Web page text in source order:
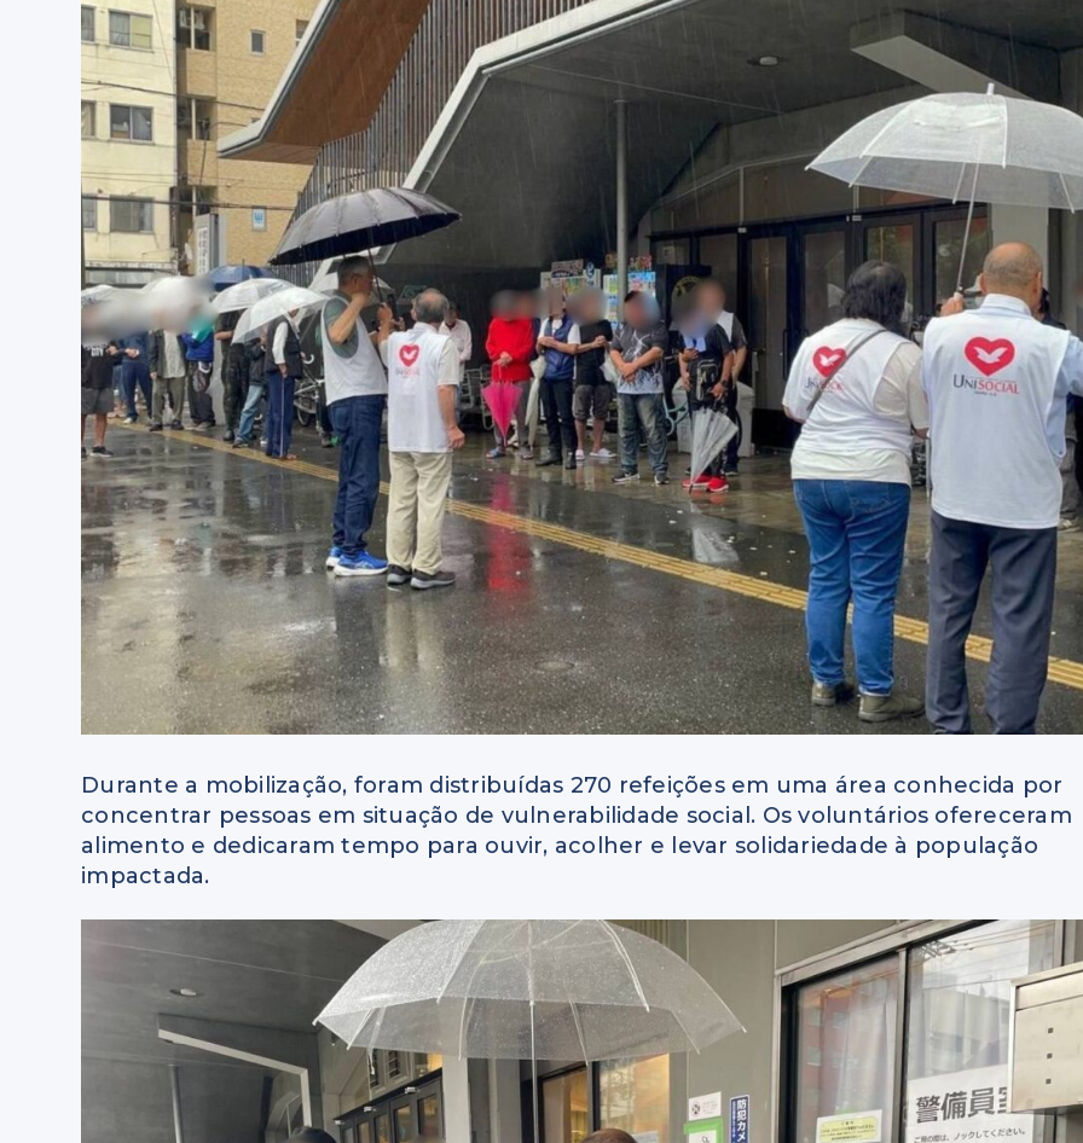
Durante a mobilização, foram distribuídas 270 refeições em uma área conhecida por
concentrar pessoas em situação de vulnerabilidade social. Os voluntários ofereceram
alimento e dedicaram tempo para ouvir, acolher e levar solidariedade à população
impactada.